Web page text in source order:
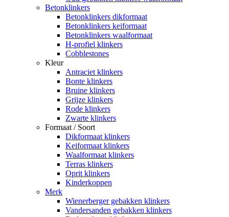
Betonklinkers
Betonklinkers dikformaat
Betonklinkers keiformaat
Betonklinkers waalformaat
H-profiel klinkers
Cobblestones
Kleur
Antraciet klinkers
Bonte klinkers
Bruine klinkers
Grijze klinkers
Rode klinkers
Zwarte klinkers
Formaat / Soort
Dikformaat klinkers
Keiformaat klinkers
Waalformaat klinkers
Terras klinkers
Oprit klinkers
Kinderkoppen
Merk
Wienerberger gebakken klinkers
Vandersanden gebakken klinkers